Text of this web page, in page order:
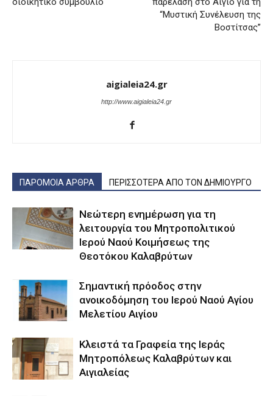
“Μυστική Συνέλευση της
Βοστίτσας”
aigialeia24.gr
http://www.aigialeia24.gr
ΠΑΡΟΜΟΙΑ ΑΡΘΡΑ ΠΕΡΙΣΣΟΤΕΡΑ ΑΠΟ ΤΟΝ ΔΗΜΙΟΥΡΓΟ
Νεώτερη ενημέρωση για τη
λειτουργία του Μητροπολιτικού
Ιερού Ναού Κοιμήσεως της
Θεοτόκου Καλαβρύτων
Σημαντική πρόοδος στην
ανοικοδόμηση του Ιερού Ναού Αγίου
Μελετίου Αιγίου
Κλειστά τα Γραφεία της Ιεράς
Μητροπόλεως Καλαβρύτων και
Αιγιαλείας